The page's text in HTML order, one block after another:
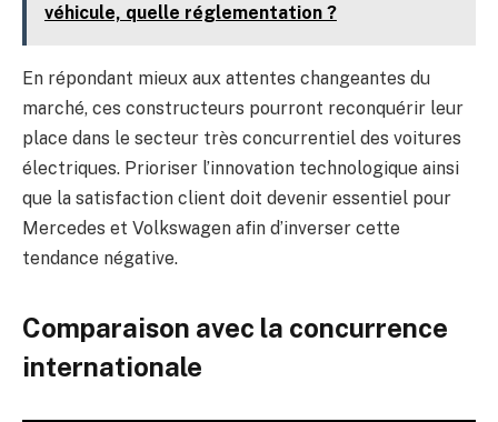
véhicule, quelle réglementation ?
En répondant mieux aux attentes changeantes du
marché, ces constructeurs pourront reconquérir leur
place dans le secteur très concurrentiel des voitures
électriques. Prioriser l’innovation technologique ainsi
que la satisfaction client doit devenir essentiel pour
Mercedes et Volkswagen afin d’inverser cette
tendance négative.
Comparaison avec la concurrence
internationale